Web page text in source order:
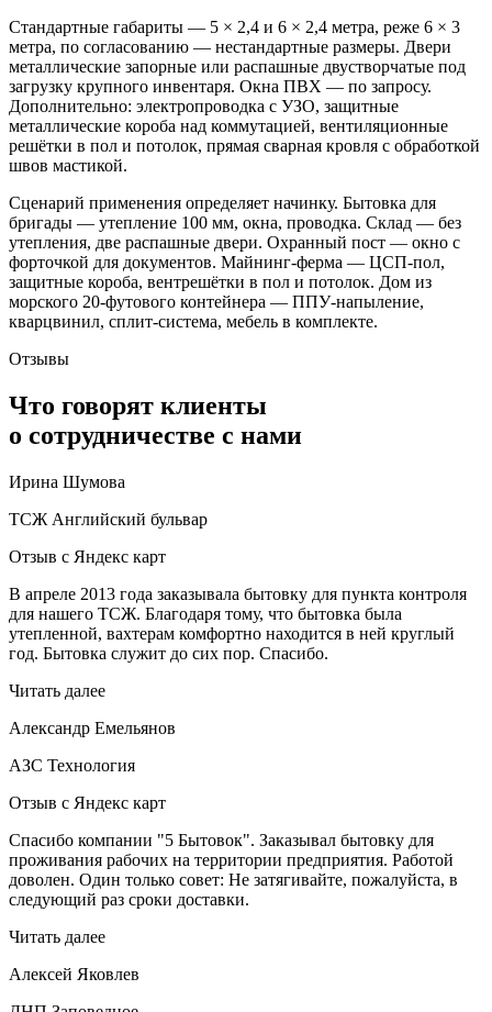
Стандартные габариты — 5 × 2,4 и 6 × 2,4 метра, реже 6 × 3
метра, по согласованию — нестандартные размеры. Двери
металлические запорные или распашные двустворчатые под
загрузку крупного инвентаря. Окна ПВХ — по запросу.
Дополнительно: электропроводка с УЗО, защитные
металлические короба над коммутацией, вентиляционные
решётки в пол и потолок, прямая сварная кровля с обработкой
швов мастикой.
Сценарий применения определяет начинку. Бытовка для
бригады — утепление 100 мм, окна, проводка. Склад — без
утепления, две распашные двери. Охранный пост — окно с
форточкой для документов. Майнинг-ферма — ЦСП-пол,
защитные короба, вентрешётки в пол и потолок. Дом из
морского 20-футового контейнера — ППУ-напыление,
кварцвинил, сплит-система, мебель в комплекте.
Отзывы
Что говорят клиенты
о сотрудничестве с нами
Ирина Шумова
ТСЖ Английский бульвар
Отзыв с Яндекс карт
В апреле 2013 года заказывала бытовку для пункта контроля
для нашего ТСЖ. Благодаря тому, что бытовка была
утепленной, вахтерам комфортно находится в ней круглый
год. Бытовка служит до сих пор. Спасибо.
Читать далее
Александр Емельянов
АЗС Технология
Отзыв с Яндекс карт
Спасибо компании "5 Бытовок". Заказывал бытовку для
проживания рабочих на территории предприятия. Работой
доволен. Один только совет: Не затягивайте, пожалуйста, в
следующий раз сроки доставки.
Читать далее
Алексей Яковлев